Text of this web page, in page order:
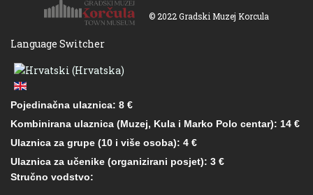
© 2022 Gradski Muzej Korcula
Language Switcher
Pojedinačna ulaznica: 8 €
Kombinirana ulaznica (Muzej, Kula i Marko Polo centar): 14 €
Ulaznica za grupe (10 i više osoba): 4 €
Ulaznica za učenike (organizirani posjet): 3 €
Stručno vodstvo: